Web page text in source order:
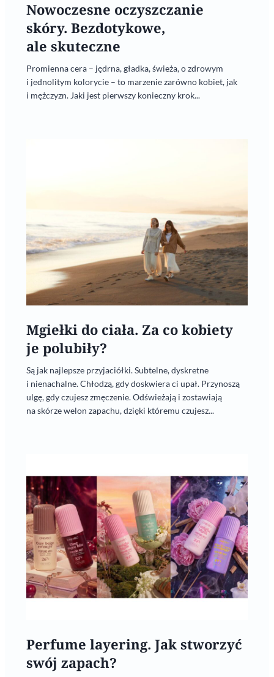
Nowoczesne oczyszczanie
skóry. Bezdotykowe,
ale skuteczne
Promienna cera – jędrna, gładka, świeża, o zdrowym
i jednolitym kolorycie – to marzenie zarówno kobiet, jak
i mężczyzn. Jaki jest pierwszy konieczny krok...
Mgiełki do ciała. Za co kobiety
je polubiły?
Są jak najlepsze przyjaciółki. Subtelne, dyskretne
i nienachalne. Chłodzą, gdy doskwiera ci upał. Przynoszą
ulgę, gdy czujesz zmęczenie. Odświeżają i zostawiają
na skórze welon zapachu, dzięki któremu czujesz...
Perfume layering. Jak stworzyć
swój zapach?